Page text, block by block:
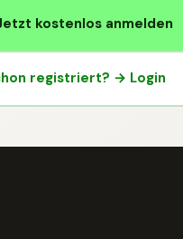
kostenlos anmelden
registriert? → Login